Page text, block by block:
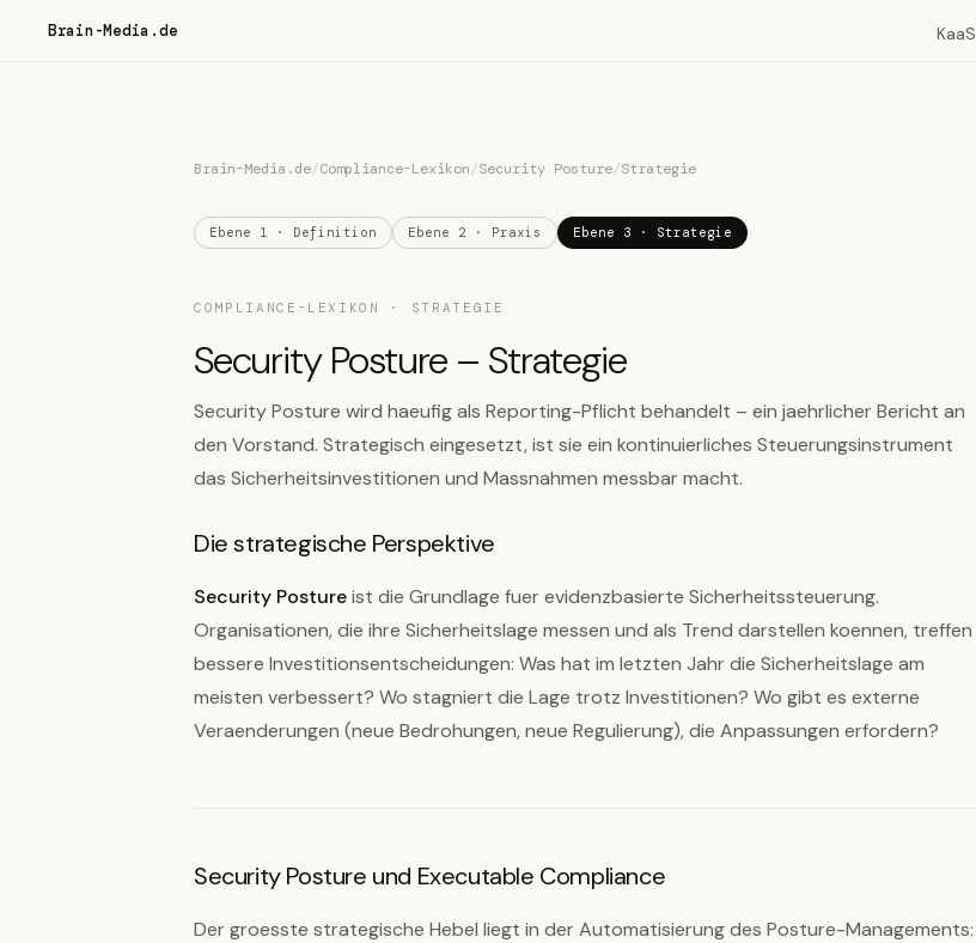
Brain-Media.de KaaS
Brain-Media.de/Compliance-Lexikon/Security Posture/Strategie
Ebene 1 · Definition Ebene 2 · Praxis Ebene 3 · Strategie
COMPLIANCE-LEXIKON · STRATEGIE
Security Posture – Strategie
Security Posture wird haeufig als Reporting-Pflicht behandelt – ein jaehrlicher Bericht an
den Vorstand. Strategisch eingesetzt, ist sie ein kontinuierliches Steuerungsinstrument
das Sicherheitsinvestitionen und Massnahmen messbar macht.
Die strategische Perspektive
Security Postureist die Grundlage fuer evidenzbasierte Sicherheitssteuerung.
Organisationen, die ihre Sicherheitslage messen und als Trend darstellen koennen, treffen
bessere Investitionsentscheidungen: Was hat im letzten Jahr die Sicherheitslage am
meisten verbessert? Wo stagniert die Lage trotz Investitionen? Wo gibt es externe
Veraenderungen (neue Bedrohungen, neue Regulierung), die Anpassungen erfordern?
Security Posture und Executable Compliance
Der groesste strategische Hebel liegt in der Automatisierung des Posture-Managements: